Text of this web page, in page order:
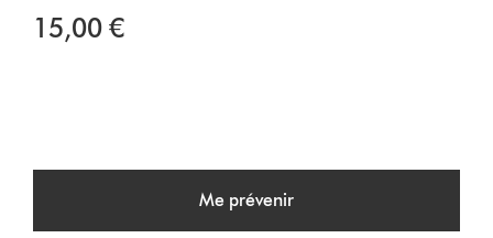
15,00 €
Me prévenir